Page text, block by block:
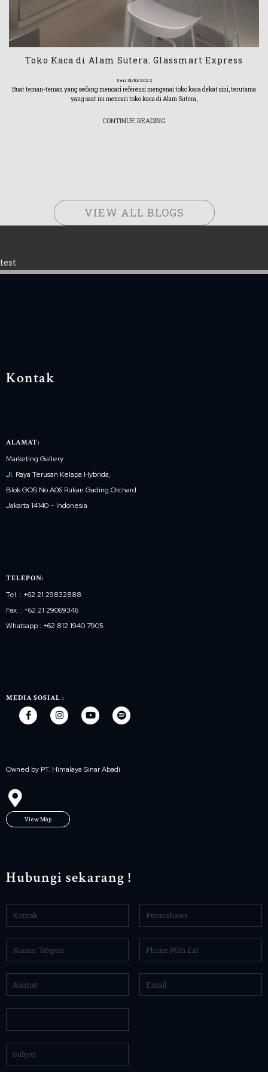
Toko Kaca di Alam Sutera: Glassmart Express
Sen 31/10/2022
Buat teman-teman yang sedang mencari referensi mengenai toko kaca dekat sini, terutama
yang saat ini mencari toko kaca di Alam Sutera,
CONTINUE READING
VIEW ALL BLOGS
test
Kontak
ALAMAT:
Marketing Gallery
Jl. Raya Terusan Kelapa Hybrida,
Blok GOS No.A06 Rukan Gading Orchard
Jakarta 14140 – Indonesia
TELEPON:
Tel. : +62 21 29832888
Fax. : +62 21 29069346
Whatsapp : +62 812 1940 7905
MEDIA SOSIAL :
Owned by PT. Himalaya Sinar Abadi
View Map
Hubungi sekarang !